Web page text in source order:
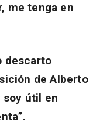
me tenga en
descarto
de Alberto
soy útil en